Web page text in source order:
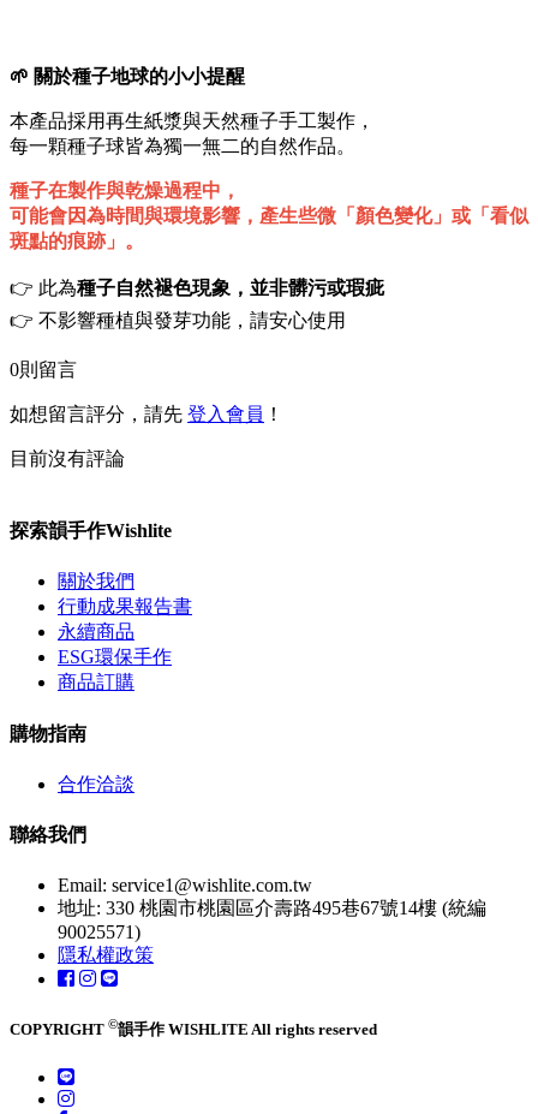
🌱 關於種子地球的小小提醒
本產品採用再生紙漿與天然種子手工製作，
每一顆種子球皆為獨一無二的自然作品。
種子在製作與乾燥過程中，
可能會因為時間與環境影響，產生些微「顏色變化」或「看似
斑點的痕跡」。
👉 此為種子自然褪色現象，並非髒污或瑕疵
👉 不影響種植與發芽功能，請安心使用
0則留言
如想留言評分，請先 登入會員 ！
目前沒有評論
探索韻手作Wishlite
關於我們
行動成果報告書
永續商品
ESG環保手作
商品訂購
購物指南
合作洽談
聯絡我們
Email: service1@wishlite.com.tw
地址: 330 桃園市桃園區介壽路495巷67號14樓 (統編
90025571)
隱私權政策
COPYRIGHT ©韻手作 WISHLITE All rights reserved